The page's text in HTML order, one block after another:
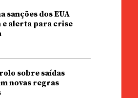
sanções dos EUA
e alerta para crise
sobre saídas
novas regras